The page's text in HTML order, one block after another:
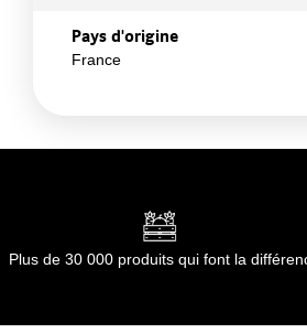
Pays d'origine
France
Plus de 30 000 produits qui font la